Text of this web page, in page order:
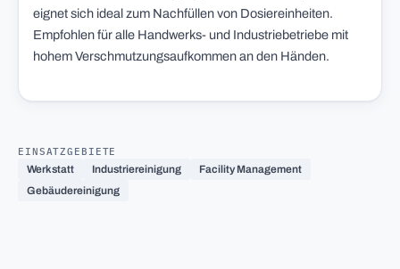
eignet sich ideal zum Nachfüllen von Dosiereinheiten.
Empfohlen für alle Handwerks- und Industriebetriebe mit
hohem Verschmutzungsaufkommen an den Händen.
EINSATZGEBIETE
Werkstatt
Industriereinigung
Facility Management
Gebäudereinigung